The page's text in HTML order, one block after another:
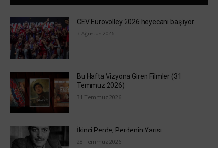
CEV Eurovolley 2026 heyecanı başlıyor
3 Ağustos 2026
Bu Hafta Vizyona Giren Filmler (31
Temmuz 2026)
31 Temmuz 2026
İkinci Perde, Perdenin Yarısı
28 Temmuz 2026